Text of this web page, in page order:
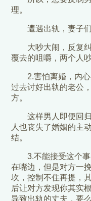
理。
遭遇出轨，妻子
大吵大闹，反复
覆去的咀嚼，两个人
2.害怕离婚，内
过去讨好出轨的老公
方。
这样男人即便回
人也丧失了婚姻的主
结。
3.不能接受这个
在嘴边，但是对方一
坎，控制不住再提，
后让对方发现你其实
导致出轨的丈夫，要